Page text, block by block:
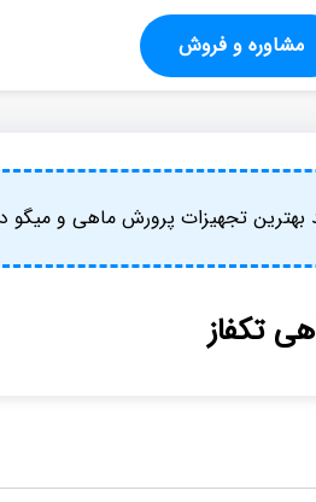
مشاوره و فروش
تجهیزات پرورش ماهی و میگو
تکفاز